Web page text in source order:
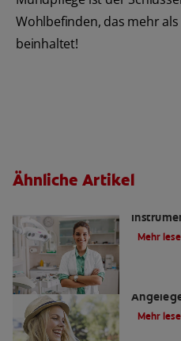
Wohlbefinden, das mehr
beinhaltet!
Ähnliche Artikel
Mehr
Mehr